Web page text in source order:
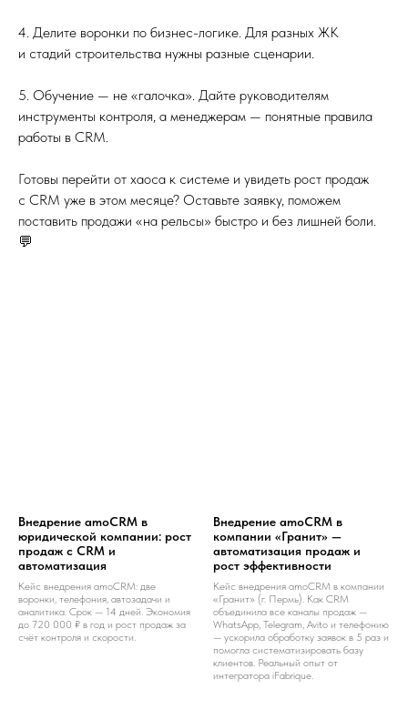
4. Делите воронки по бизнес-логике. Для разных ЖК
и стадий строительства нужны разные сценарии.
5. Обучение — не «галочка». Дайте руководителям
инструменты контроля, а менеджерам — понятные правила
работы в CRM.
Готовы перейти от хаоса к системе и увидеть рост продаж
с CRM уже в этом месяце? Оставьте заявку, поможем
поставить продажи «на рельсы» быстро и без лишней боли.
💬
Внедрение amoCRM в
юридической компании: рост
продаж с CRM и
автоматизация
Кейс внедрения amoCRM: две
воронки, телефония, автозадачи и
аналитика. Срок — 14 дней. Экономия
до 720 000 ₽ в год и рост продаж за
счёт контроля и скорости.
Внедрение amoCRM в
компании «Гранит» —
автоматизация продаж и
рост эффективности
Кейс внедрения amoCRM в компании
«Гранит» (г. Пермь). Как CRM
объединила все каналы продаж —
WhatsApp, Telegram, Avito и телефонию
— ускорила обработку заявок в 5 раз и
помогла систематизировать базу
клиентов. Реальный опыт от
интегратора iFabrique.